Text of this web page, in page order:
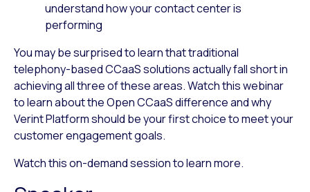
understand how your contact center is
performing
You may be surprised to learn that traditional
telephony-based CCaaS solutions actually fall short in
achieving all three of these areas. Watch this webinar
to learn about the Open CCaaS difference and why
Verint Platform should be your first choice to meet your
customer engagement goals.
Watch this on-demand session to learn more.